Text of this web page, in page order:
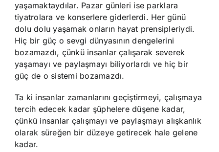
yaşamaktaydılar. Pazar günleri ise parklara
tiyatrolara ve konserlere giderlerdi. Her günü
dolu dolu yaşamak onların hayat prensipleriydi.
Hiç bir güç o sevgi dünyasının dengelerini
bozamazdı, çünkü insanlar çalışarak severek
yaşamayı ve paylaşmayı biliyorlardı ve hiç bir
güç de o sistemi bozamazdı.
Ta ki insanlar zamanlarını geçiştirmeyi, çalışmaya
tercih edecek kadar şüphelere düşene kadar,
çünkü insanlar çalışmayı ve paylaşmayı alışkanlık
olarak süreğen bir düzeye getirecek hale gelene
kadar.